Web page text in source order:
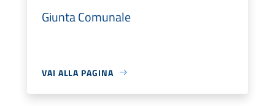
Giunta Comunale
VAI ALLA PAGINA